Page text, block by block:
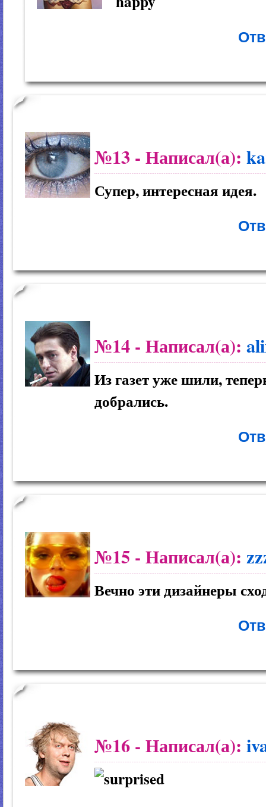
№13 - Написал(а):
Супер, интересная идея.
№14 - Написал(а):
Из газет уже шили,
добрались.
№15 - Написал(а):
Вечно эти дизайнеры
№16 - Написал(а):